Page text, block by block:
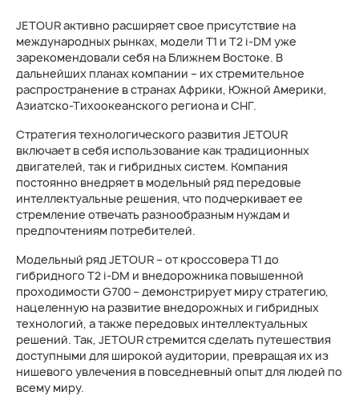
JETOUR активно расширяет свое присутствие на
международных рынках, модели T1 и T2 i-DM уже
зарекомендовали себя на Ближнем Востоке. В
дальнейших планах компании – их стремительное
распространение в странах Африки, Южной Америки,
Азиатско-Тихоокеанского региона и СНГ.
Стратегия технологического развития JETOUR
включает в себя использование как традиционных
двигателей, так и гибридных систем. Компания
постоянно внедряет в модельный ряд передовые
интеллектуальные решения, что подчеркивает ее
стремление отвечать разнообразным нуждам и
предпочтениям потребителей.
Модельный ряд JETOUR – от кроссовера T1 до
гибридного T2 i-DM и внедорожника повышенной
проходимости G700 – демонстрирует миру стратегию,
нацеленную на развитие внедорожных и гибридных
технологий, а также передовых интеллектуальных
решений. Так, JETOUR стремится сделать путешествия
доступными для широкой аудитории, превращая их из
нишевого увлечения в повседневный опыт для людей по
всему миру.